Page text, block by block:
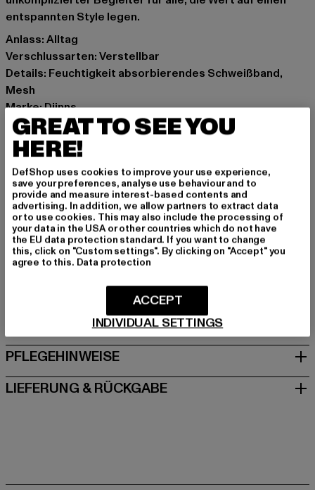
entspannten Style legen.
Anlass: Alltag
Verschlussarten: Verstellbar
Details: Feuchtigkeit absorbierendes Schweißband,
Mesh
Marke: Djinns
Kat.: Trucker
Farbe: braun, beige
Hersteller Farbe: sand
Materialzusammensetzung: 60% Baumwolle, 40%
Polyester
Art.Nr: 1001793-00208
Hersteller: Huesken Distribution GmbH & Co. KG |
info@djinns-shop.eu
GRÖSSE & PASSFORM
PFLEGEHINWEISE
LIEFERUNG & RÜCKGABE
GREAT TO SEE YOU
HERE!
DefShop uses cookies to improve your use experience,
save your preferences, analyse use behaviour and to
provide and measure interest-based contents and
advertising. In addition, we allow partners to extract data
or to use cookies. This may also include the processing of
your data in the USA or other countries which do not have
the EU data protection standard. If you want to change
this, click on "Custom settings". By clicking on "Accept" you
agree to this. Data protection
INDIVIDUAL SETTINGS
ACCEPT